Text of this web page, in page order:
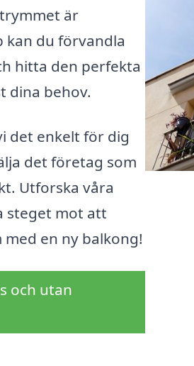
är
kan du förvandla
hitta den perfekta
dina behov.
det enkelt för dig
det företag som
Utforska våra
steget mot att
en ny balkong!
och utan